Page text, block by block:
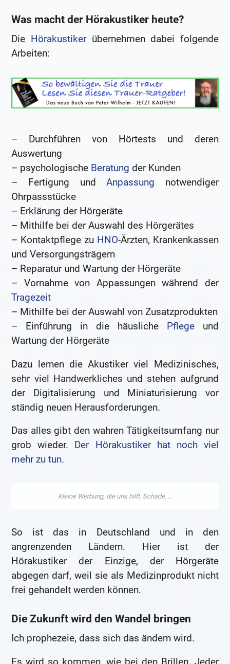
Was macht der Hörakustiker heute?
Die Hörakustikerübernehmen dabei folgende
Arbeiten:
– Durchführen von Hörtests und deren
Auswertung
– psychologische Beratung der Kunden
– Fertigung undAnpassung notwendiger
Ohrpassstücke
– Erklärung der Hörgeräte
– Mithilfe bei der Auswahl des Hörgerätes
– Kontaktpflege zu HNO-Ärzten, Krankenkassen
und Versorgungsträgern
– Reparatur und Wartung der Hörgeräte
– Vornahme von Appassungen während der
Tragezeit
– Mithilfe bei der Auswahl von Zusatzprodukten
– Einführung in die häusliche Pflegeund
Wartung der Hörgeräte
Dazu lernen die Akustiker viel Medizinisches,
sehr viel Handwerkliches und stehen aufgrund
der Digitalisierung und Miniaturisierung vor
ständig neuen Herausforderungen.
Das alles gibt den wahren Tätigkeitsumfang nur
grob wieder. Der Hörakustiker hat noch viel
mehr zu tun.
So ist das in Deutschland und in den
angrenzenden Ländern. Hier ist der
Hörakustiker der Einzige, der Hörgeräte
abgegen darf, weil sie als Medizinprodukt nicht
frei gehandelt werden können.
Die Zukunft wird den Wandel bringen
Ich prophezeie, dass sich das ändern wird.
Es wird so kommen, wie bei den Brillen. Jeder